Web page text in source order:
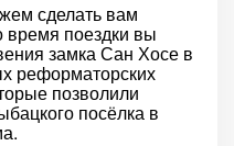
сделать вам
поездки вы
замка Сан Хосе в
реформаторских
позволили
посёлка в